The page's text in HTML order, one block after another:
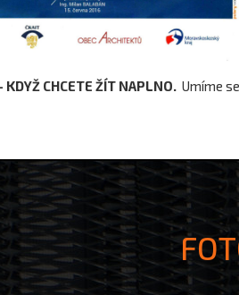
KDYŽ CHCETE ŽÍT NAPLNO. Umíme